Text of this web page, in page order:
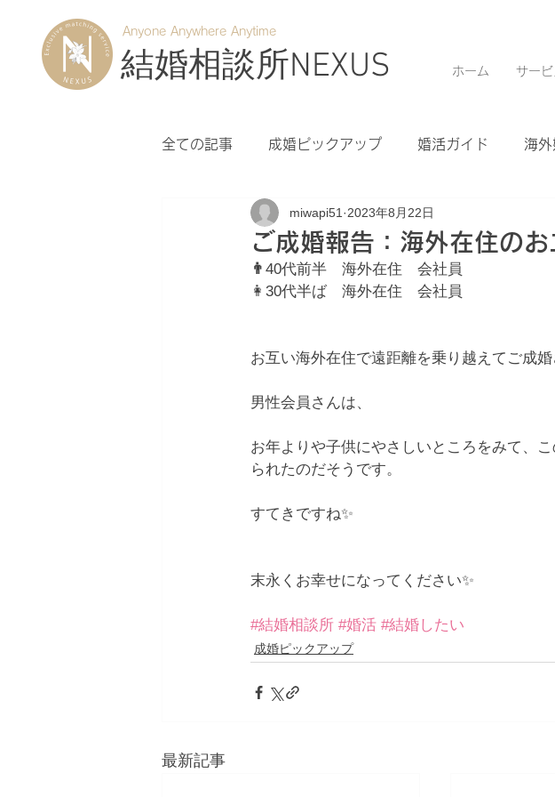
Anyone Anywhere Anytime
結婚相談所NEXUS ホーム サー
全ての記事 成婚ピックアップ 婚活ガイド 海
ご成婚報告：海外在住のお
miwapi51 2023年8月22日
👨 40代前半　海外在住　会社員
👩30代半ば　海外在住　会社員
お互い海外在住で遠距離を乗り越えてご成婚
男性会員さんは、
お年よりや子供にやさしいところをみて、
られたのだそうです。
すてきですね✨
末永くお幸せになってください✨
#結婚相談所 #婚活 #結婚したい
成婚ピックアップ
最新記事